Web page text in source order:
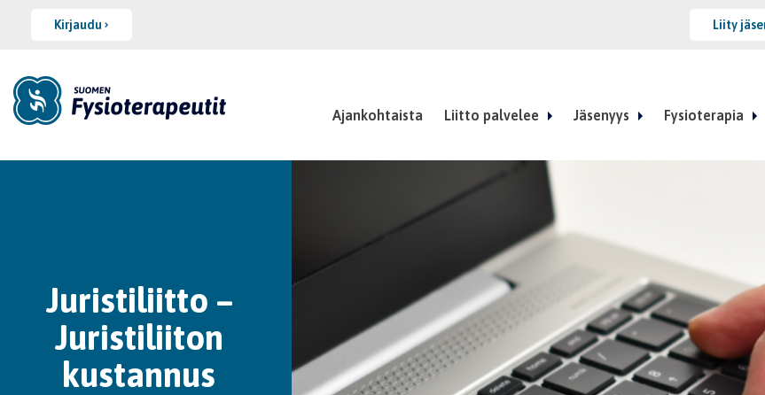
Kirjaudu Liity
Ajankohtaista Liitto palvelee Jäsenyys Fysioterapia
Juristiliitto –
Juristiliiton
kustannus